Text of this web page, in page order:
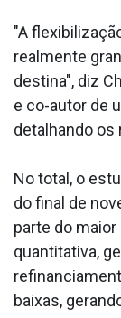
"A
realmente
destina", diz
e co-autor de
detalhando os
No total, o
do final de
parte do
quantitativa,
baixas,